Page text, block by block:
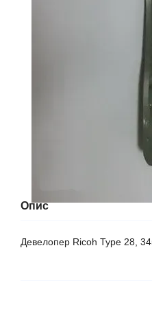
Опис
Девелопер Ricoh Type 28,